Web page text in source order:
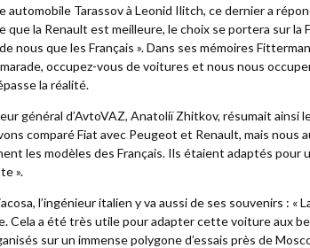
automobile Tarassov à Leonid Ilitch, ce dernier a
que la Renault est meilleure, le choix se portera sur la
nous que les Français ». Dans ses mémoires
occupez-vous de voitures et nous nous
la réalité.
général d’AvtoVAZ, Anatoliï Zhitkov, résumait ainsi
comparé Fiat avec Peugeot et Renault, mais
les modèles des Français. Ils étaient adaptés pour
».
l’ingénieur italien y va aussi de ses souvenirs : «
Cela a été très utile pour adapter cette voiture aux
sur un immense polygone d’essais près de